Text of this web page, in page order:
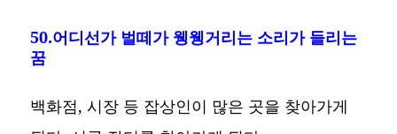
50.어디선가 벌떼가 웽웽거리는 소리가 들리는
꿈
백화점, 시장 등 잡상인이 많은 곳을 찾아가게